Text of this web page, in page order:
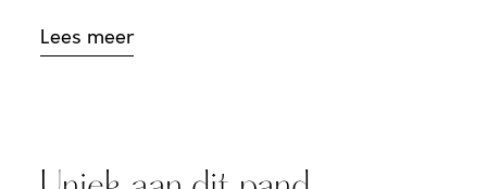
Lees meer